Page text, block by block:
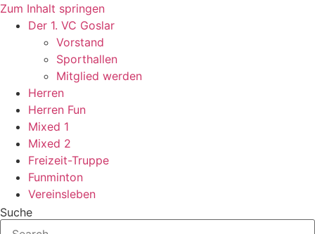
Zum Inhalt springen
Der 1. VC Goslar
Vorstand
Sporthallen
Mitglied werden
Herren
Herren Fun
Mixed 1
Mixed 2
Freizeit-Truppe
Funminton
Vereinsleben
Suche